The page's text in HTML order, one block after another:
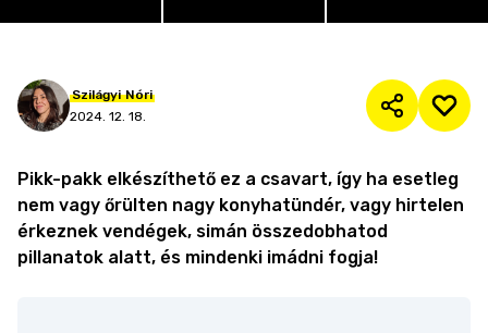
Szilágyi Nóri
2024. 12. 18.
Pikk-pakk elkészíthető ez a csavart, így ha esetleg
nem vagy őrülten nagy konyhatündér, vagy hirtelen
érkeznek vendégek, simán összedobhatod
pillanatok alatt, és mindenki imádni fogja!